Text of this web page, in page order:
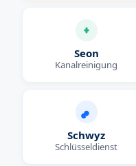
Seon
Kanalreinigung
Schwyz
Schlüsseldienst